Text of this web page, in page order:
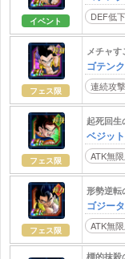
イベント DEF低下
フェス限
メチャす
ゴテン
連続攻撃
フェス限
起死回生
ベジット
ATK無
フェス限
形勢逆転
ゴジータ
ATK無
標的抹殺